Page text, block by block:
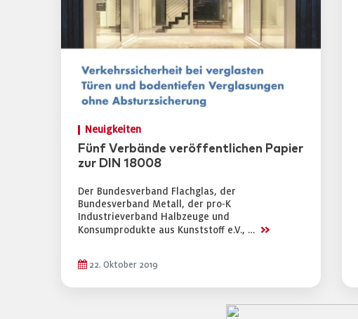
Neuigkeiten
Fünf Verbände veröffentlichen Papier
zur DIN 18008
Der Bundesverband Flachglas, der
Bundesverband Metall, der pro-K
Industrieverband Halbzeuge und
Konsumprodukte aus Kunststoff e.V., … >>
22. Oktober 2019